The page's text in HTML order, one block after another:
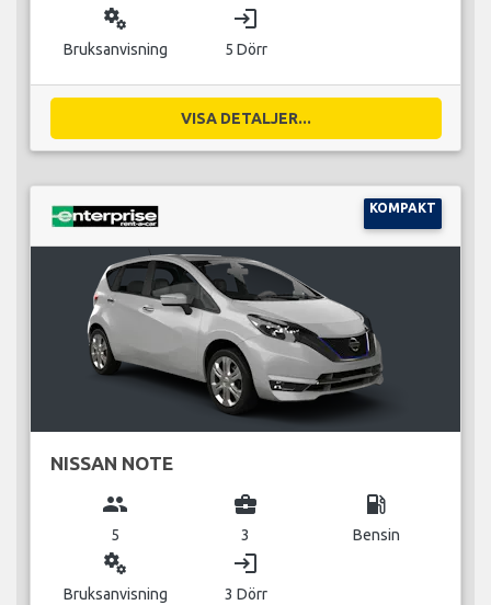
miscellaneous_services
Bruksanvisning
login
5 Dörr
VISA DETALJER...
KOMPAKT
NISSAN NOTE
group
5
business_center
3
local_gas_station
Bensin
miscellaneous_services
Bruksanvisning
login
3 Dörr